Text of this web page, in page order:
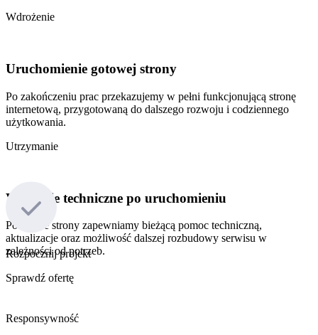
Wdrożenie
Uruchomienie gotowej strony
Po zakończeniu prac przekazujemy w pełni funkcjonującą stronę
internetową, przygotowaną do dalszego rozwoju i codziennego
użytkowania.
Utrzymanie
Wsparcie techniczne po uruchomieniu
Po starcie strony zapewniamy bieżącą pomoc techniczną,
aktualizacje oraz możliwość dalszej rozbudowy serwisu w
zależności od potrzeb.
Rozpocznij projekt
Sprawdź ofertę
Responsywność